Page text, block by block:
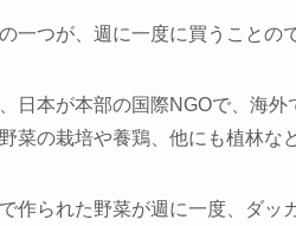
一つが、週に一度に買うことの
日本が本部の国際NGOで、海
菜の栽培や養鶏、他にも植林な
作られた野菜が週に一度、ダッ